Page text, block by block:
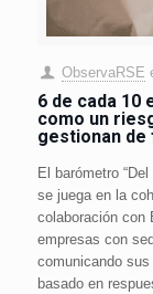
ObservaRSE
6 de cada 10
como un
gestionan
El barómetro
se juega en la
colaboración con
empresas con
comunicando
basado en